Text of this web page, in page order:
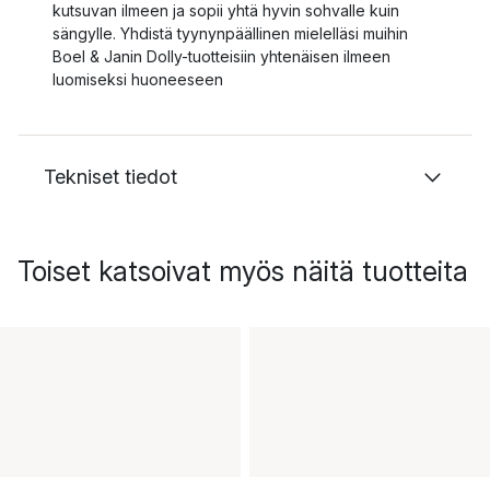
kutsuvan ilmeen ja sopii yhtä hyvin sohvalle kuin
sängylle. Yhdistä tyynynpäällinen mielelläsi muihin
Boel & Janin Dolly-tuotteisiin yhtenäisen ilmeen
luomiseksi huoneeseen
Tekniset tiedot
Toiset katsoivat myös näitä tuotteita